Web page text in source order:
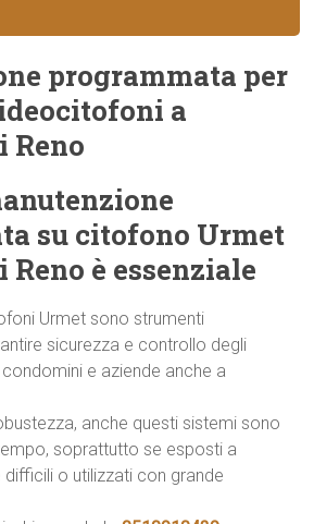
programmata per
a
Reno
su citofono Urmet
Reno è essenziale
Urmet sono strumenti
sicurezza e controllo degli
e aziende anche a
anche questi sistemi sono
soprattutto se esposti a
o utilizzati con grande